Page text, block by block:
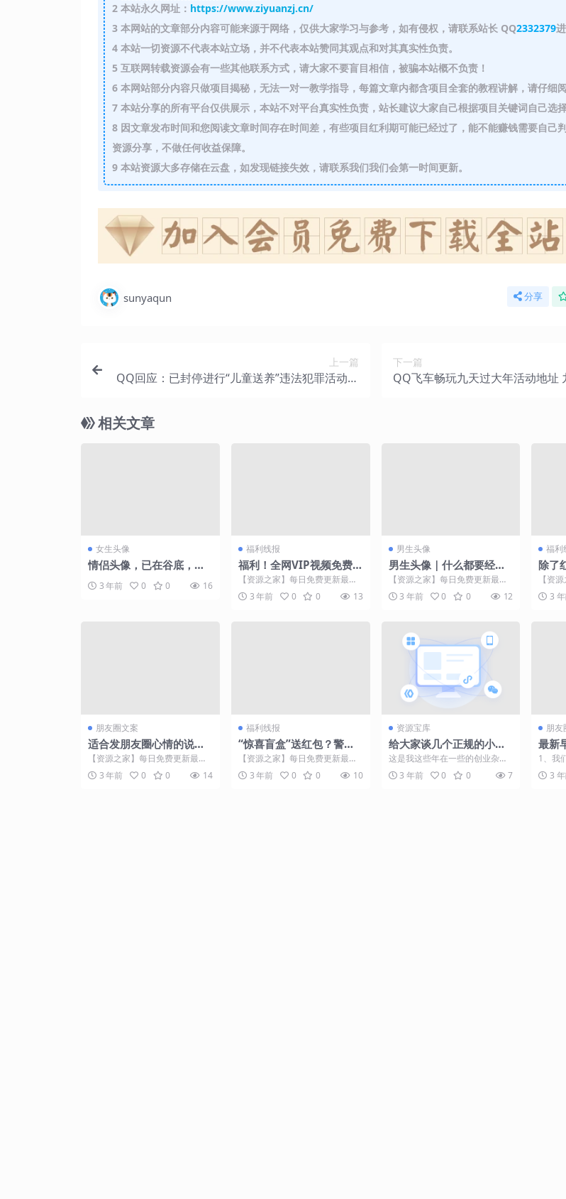
2本站永久网址： https://www.ziyuanzj.cn/
3本网站的文章部分内容可能来源于网络，仅供大家学习与参考，如有侵权，请联系站长 QQ2332379
4本站一切资源不代表本站立场，并不代表本站赞同其观点和对其真实性负责。
5互联网转载资源会有一些其他联系方式，请大家不要盲目相信，被骗本站概不负责！
6本网站部分内容只做项目揭秘，无法一对一教学指导，每篇文章内都含项目全套的教程讲解，请仔细阅
7本站分享的所有平台仅供展示，本站不对平台真实性负责，站长建议大家自己根据项目关键词自己选择
8因文章发布时间和您阅读文章时间存在时间差，有些项目红利期可能已经过了，能不能赚钱需要自己
资源分享，不做任何收益保障。
9本站资源大多存储在云盘，如发现链接失效，请联系我们我们会第一时间更新。
sunyaqun 分享
上一篇
QQ回应：已封停进行“儿童送养”违法犯罪活动群
下一篇
QQ飞车畅玩九天过大年活动地址
相关文章
女生头像
情侣头像，已在谷底，怎
3 年前 0 0 16
福利线报
福利！全网VIP视频免费
看
【资源之家】每日免费更新最热
门的副业项目资源 在追剧的路上
你与别人只差个会员的...
3 年前 0 0 13
男生头像
男生头像｜什么都要经历
什么都会过去
【资源之家】每日免费更新最热
门的副业项目资源 原创漫画 您的
喜欢是我更新的动力❤...
3 年前 0 0 12
福利
除了
末
的！
【资
门的
现在到
3
朋友圈文案
适合发朋友圈心情的说
说，励志走心，太实在了
人人都喜欢
【资源之家】每日免费更新最热
门的副业项目资源 一 * 人生恰似
一条路，有山重水复...
3 年前 0 0 14
福利线报
“惊喜盲盒”送红包？警
惕！各大电商回应：均未
举办类似活动
【资源之家】每日免费更新最热
门的副业项目资源 视频加载中...
（央视财经《天下...
3 年前 0 0 10
资源宝库
给大家谈几个正规的小本
实业创业项目
这是我这些年在一些的创业杂刊
收集到的，在此与大家分享和交
流 第一个， 电子积木 ...
3 年前 0 0 7
朋友
最新
高格
1、我
域，
因为
3